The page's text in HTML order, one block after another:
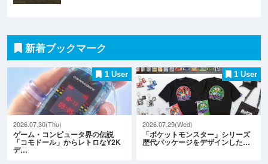
新着ブックマーク
1 User
2026.07.30(Thu)
ゲーム・コンピュータ界の伝説
「コモドール」からレトロなY2K
デ…
1 User
2026.07.29(Wed)
「ポケットモンスター」シリーズ
歴代パッケージをデザインした…